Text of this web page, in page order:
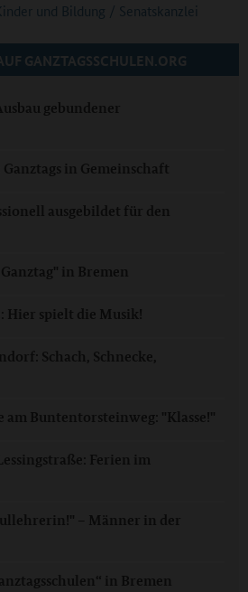
und Bildung / Senatskanzlei
GANZTAGSSCHULEN.ORG
gebundener
in Gemeinschaft
ausgebildet für den
in Bremen
Hier spielt die Musik!
Schach, Schnecke,
am Buntentorsteinweg: "Klasse!"
Ferien im
– Männer in der
in Bremen